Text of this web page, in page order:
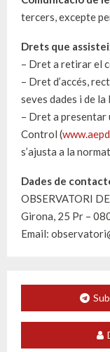
tercers, excepte
Drets que
– Dret a retirar el
– Dret d’accés,
seves dades i de
– Dret a presentar
Control (
s’ajusta a la
Dades de
OBSERVATORI
Girona, 25 Pr –
Email: